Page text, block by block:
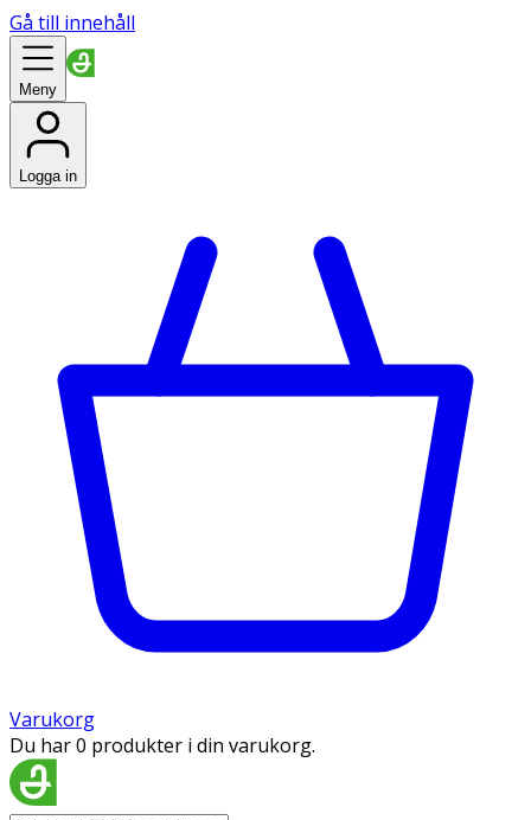
Gå till innehåll
Meny
Logga in
Varukorg
Du har 0 produkter i din varukorg.